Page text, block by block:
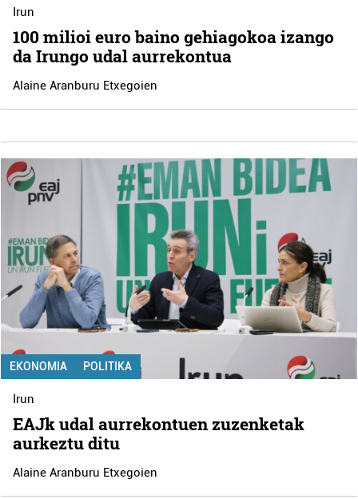
Irun
100 milioi euro baino gehiagokoa izango
da Irungo udal aurrekontua
Alaine Aranburu Etxegoien
EKONOMIA POLITIKA
Irun
EAJk udal aurrekontuen zuzenketak
aurkeztu ditu
Alaine Aranburu Etxegoien